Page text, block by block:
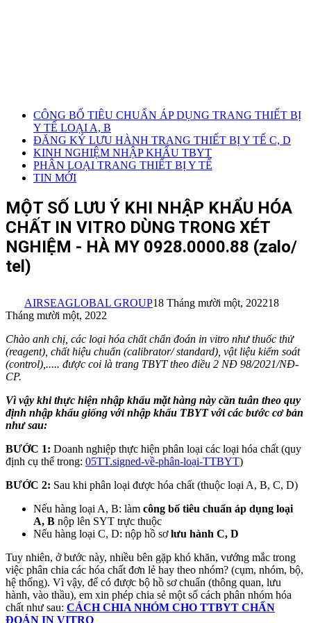
CÔNG BỐ TIÊU CHUẨN ÁP DỤNG TRANG THIẾT BỊ
Y TẾ LOẠI A, B
ĐĂNG KÝ LƯU HÀNH TRANG THIẾT BỊ Y TẾ C, D
KINH NGHIỆM NHẬP KHẨU TBYT
PHÂN LOẠI TRANG THIẾT BỊ Y TẾ
TIN MỚI
MỘT SỐ LƯU Ý KHI NHẬP KHẨU HÓA
CHẤT IN VITRO DÙNG TRONG XÉT
NGHIỆM - HÀ MY 0928.0000.88 (zalo/
tel)
AIRSEAGLOBAL GROUP18 Tháng mười một, 202218
Tháng mười một, 2022
Chào anh chị, các loại hóa chất chẩn đoán in vitro như thuốc thử
(reagent), chất hiệu chuẩn (calibrator/ standard), vật liệu kiểm soát
(control),..... được coi là trang TBYT theo điều 2 NĐ 98/2021/NĐ-
CP.
Vì vậy khi thực hiện nhập khẩu mặt hàng này cần tuân theo quy
định nhập khẩu giống với nhập khẩu TBYT với các bước cơ bản
như sau:
BƯỚC 1: Doanh nghiệp thực hiện phân loại các loại hóa chất (quy
định cụ thể trong: 05TT.signed-về-phân-loại-TTBYT)
BƯỚC 2: Sau khi phân loại được hóa chất (thuộc loại A, B, C, D)
Nếu hàng loại A, B: làm công bố tiêu chuẩn áp dụng loại
A, B nộp lên SYT trực thuộc
Nếu hàng loại C, D: nộp hồ sơlưu hành C, D
Tuy nhiên, ở bước này, nhiều bên gặp khó khăn, vướng mắc trong
việc phân chia các hóa chất đơn lẻ hay theo nhóm? (cụm, nhóm, bộ,
hệ thống). Vì vậy, để có được bộ hồ sơ chuẩn (thông quan, lưu
hành, vào thầu), em xin phép chia sẻ một số cách phân nhóm hóa
chất như sau: CÁCH CHIA NHÓM CHO TTBYT CHẨN
ĐOÁN IN VITRO